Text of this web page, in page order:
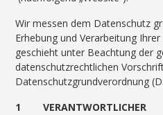
Wir messen dem Datenschutz
Erhebung und Verarbeitung
geschieht unter Beachtung der
datenschutzrechtlichen
Datenschutzgrundverordnung
1 VERANTWORTLICHER